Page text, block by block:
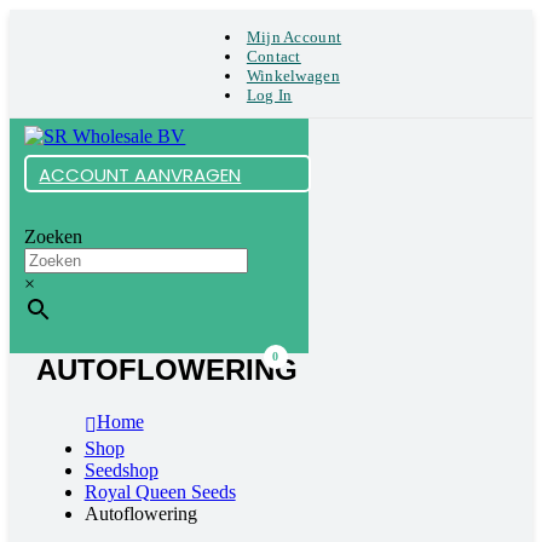
Mijn Account
Contact
Winkelwagen
Log In
ACCOUNT AANVRAGEN
Zoeken
×
0
AUTOFLOWERING
Home
Shop
Seedshop
Royal Queen Seeds
Autoflowering